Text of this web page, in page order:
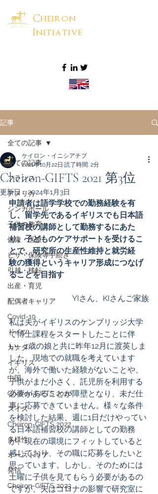
Cheiron
Initiative
記事
全ての記事
フランス
アメリカ
シンガポール
子供の教育
健康・医療
ビザ・保険等手続き
引越・移転
出産・育児
配偶者キャリア
Covid-19
ドイツ
カナダ
イギリス
中国
Cheiron-GIFTS 2020
スイス
Cheiron-GIFTS 2022
多様性
オーストリア
発信
Cheiron-GIFTS 2023
全ての記事
Cheiron-GIFTS 2021 第3位
ケイロン・イニシアチブ
2021年10月22日 読了時間: 2分
更新日：2024年1月3日
申請者は語学学校での勤務経験を有
し、留学先であるイギリスでも日本語
補習校の講師として勤務するにあた
り、子どものケアサポートを受けるこ
とで、研究所の生産性維持と就労経
験の獲得というキャリア形成につなげ
ることを目指す
YIさん、KIさんご家族
私は夫がイギリスのケンブリッジ大学
で博士課程をスタートしたことに伴
い、1歳の娘と共に昨年12月に渡英しま
した。現地での就職を考えています
が、海外で働いた経験がないことや、
子供がまだ小さく、託児所を利用する
必要があることが障壁となり、未だ仕
事に応募できていません。様々な条件
を検討した結果、週に1日だけやってい
る日本語補習校の講師としての勤務
が、現在の環境にフィットしていると
感じており、その職に応募をしたいと
思っています。しかし、そのためには
土曜に子供を見てもらう必要があるの
ですが、夫はコロナの影響で研究室に